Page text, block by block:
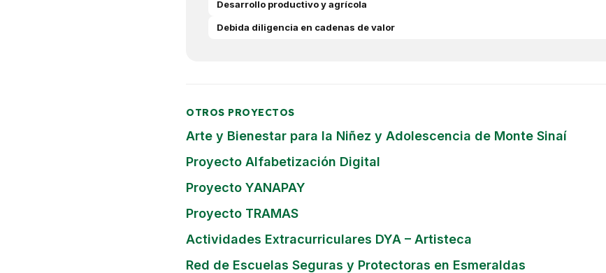
Desarrollo productivo y agrícola
Debida diligencia en cadenas de valor
OTROS PROYECTOS
Arte y Bienestar para la Niñez y Adolescencia de Monte Sinaí
Proyecto Alfabetización Digital
Proyecto YANAPAY
Proyecto TRAMAS
Actividades Extracurriculares DYA – Artisteca
Red de Escuelas Seguras y Protectoras en Esmeraldas